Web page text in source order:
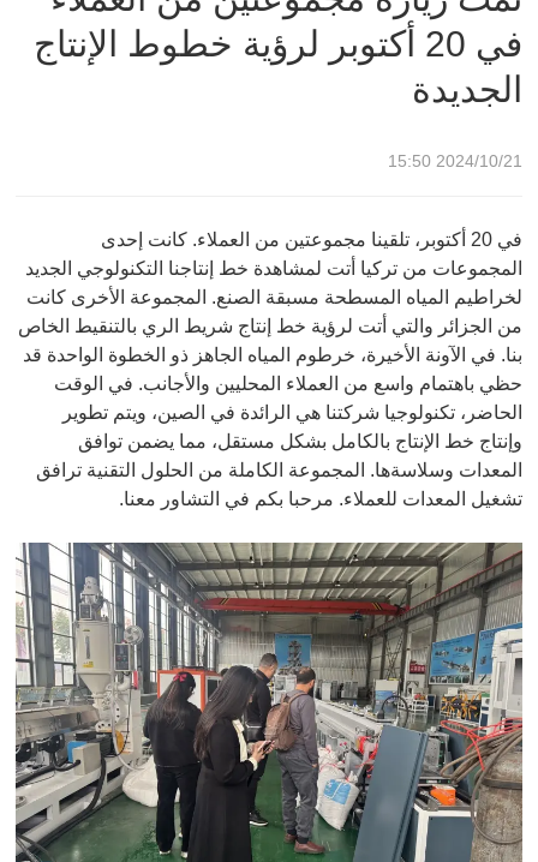
في 20 أكتوبر لرؤية خطوط الإنتاج
الجديدة
2024/10/21 15:50
في 20 أكتوبر، تلقينا مجموعتين من العملاء. كانت إحدى
المجموعات من تركيا أتت لمشاهدة خط إنتاجنا التكنولوجي الجديد
لخراطيم المياه المسطحة مسبقة الصنع. المجموعة الأخرى كانت
من الجزائر والتي أتت لرؤية خط إنتاج شريط الري بالتنقيط الخاص
بنا. في الآونة الأخيرة، خرطوم المياه الجاهز ذو الخطوة الواحدة قد
حظي باهتمام واسع من العملاء المحليين والأجانب. في الوقت
الحاضر، تكنولوجيا شركتنا هي الرائدة في الصين، ويتم تطوير
وإنتاج خط الإنتاج بالكامل بشكل مستقل، مما يضمن توافق
المعدات وسلاسةها. المجموعة الكاملة من الحلول التقنية ترافق
تشغيل المعدات للعملاء. مرحبا بكم في التشاور معنا.